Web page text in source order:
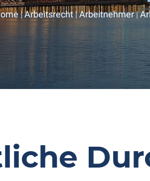
|Arbeitsrecht|Arbeitnehmer|